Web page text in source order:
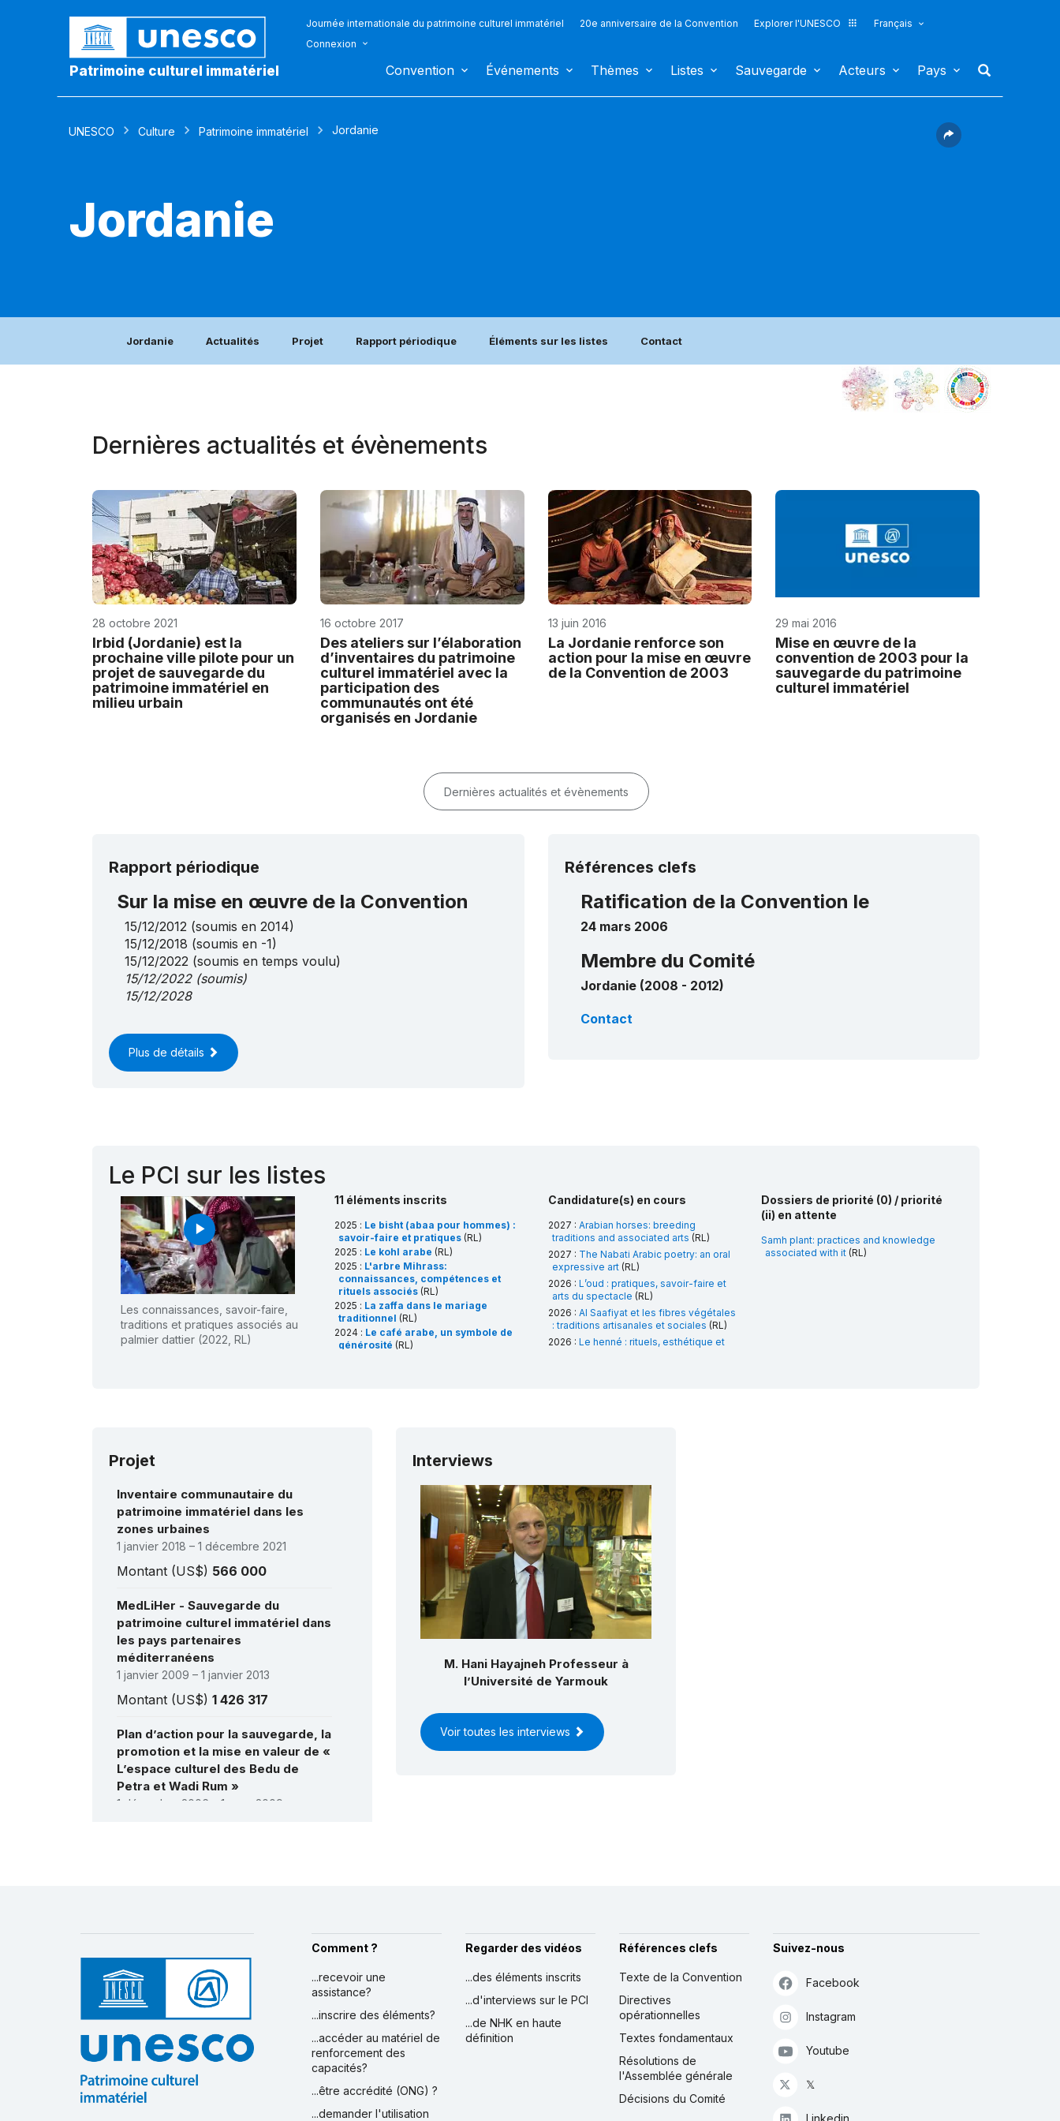
Patrimoine culturel immatériel
Journée internationale du patrimoine culturel immatériel 20e anniversaire de la Convention Explorer l'UNESCO
Français
Connexion
Convention Événements Thèmes Listes Sauvegarde Acteurs Pays
UNESCO Culture Patrimoine immatériel Jordanie
Jordanie
Jordanie Actualités Projet Rapport périodique Éléments sur les listes Contact
Dernières actualités et évènements
28 octobre 2021
Irbid (Jordanie) est la
prochaine ville pilote pour un
projet de sauvegarde du
patrimoine immatériel en
milieu urbain
16 octobre 2017
Des ateliers sur l’élaboration
d’inventaires du patrimoine
culturel immatériel avec la
participation des
communautés ont été
organisés en Jordanie
13 juin 2016
La Jordanie renforce son
action pour la mise en œuvre
de la Convention de 2003
29 mai 2016
Mise en œuvre de la
convention de 2003 pour la
sauvegarde du patrimoine
culturel immatériel
Dernières actualités et évènements
Rapport périodique
Sur la mise en œuvre de la Convention
15/12/2012 (soumis en 2014)
15/12/2018 (soumis en -1)
15/12/2022 (soumis en temps voulu)
15/12/2022(soumis)
15/12/2028
Plus de détails
Références clefs
Ratification de la Convention le
24 mars 2006
Membre du Comité
Jordanie (2008 - 2012)
Contact
Le PCI sur les listes
play_arrow
Les connaissances, savoir-faire,
traditions et pratiques associés au
palmier dattier (2022, RL)
11 éléments inscrits
2025 : Le bisht (abaa pour hommes) :
savoir-faire et pratiques (RL)
2025 : Le kohl arabe (RL)
2025 : L'arbre Mihrass:
connaissances, compétences et
rituels associés (RL)
2025 : La zaffa dans le mariage
traditionnel (RL)
2024 : Le café arabe, un symbole de
générosité (RL)
La calligraphie arabe :
L’As-Samer en Jordanie(RL)
L’espace culturel des Bedu de
Petra et Wadi Rum(RL)
Candidature(s) en cours
2027 : Arabian horses: breeding
traditions and associated arts (RL)
2027 : The Nabati Arabic poetry: an oral
expressive art (RL)
2026 : L’oud : pratiques, savoir-faire et
arts du spectacle (RL)
2026 : Al Saafiyat et les fibres végétales
: traditions artisanales et sociales (RL)
2026 : Le henné : rituels, esthétique et
Dossiers de priorité (0) / priorité
(ii) en attente
Samh plant: practices and knowledge
associated with it (RL)
Projet
Inventaire communautaire du
patrimoine immatériel dans les
zones urbaines
1 janvier 2018 – 1 décembre 2021
Montant (US$) 566 000
MedLiHer - Sauvegarde du
patrimoine culturel immatériel dans
les pays partenaires
méditerranéens
1 janvier 2009 – 1 janvier 2013
Montant (US$) 1 426 317
Plan d’action pour la sauvegarde, la
promotion et la mise en valeur de «
L’espace culturel des Bedu de
Petra et Wadi Rum »
1 décembre 2006 – 1 mars 2009
Interviews
M. Hani Hayajneh Professeur à
l’Université de Yarmouk
Voir toutes les interviews
Comment ?
...recevoir une
assistance?
...inscrire des éléments?
...accéder au matériel de
renforcement des
capacités?
...être accrédité (ONG) ?
...demander l'utilisation
Regarder des vidéos
...des éléments inscrits
...d'interviews sur le PCI
...de NHK en haute
définition
Références clefs
Texte de la Convention
Directives
opérationnelles
Textes fondamentaux
Résolutions de
l'Assemblée générale
Décisions du Comité
Suivez-nous
Facebook
Instagram
Youtube
𝕏
Linkedin